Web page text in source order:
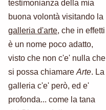
testimonianza della mia
buona volontà visitando la
galleria d'arte, che in effetti
è un nome poco adatto,
visto che non c'e' nulla che
si possa chiamare Arte. La
galleria c'e' però, ed e'
profonda... come la tana